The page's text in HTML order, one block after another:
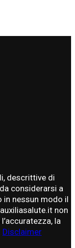
descrittive di
considerarsi a
nessun modo il
non
la
Disclaimer